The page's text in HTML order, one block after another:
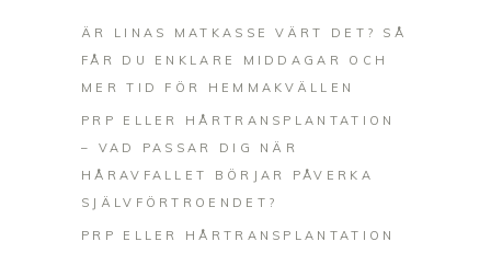
ÄR LINAS MATKASSE VÄRT DET? SÅ
FÅR DU ENKLARE MIDDAGAR OCH
MER TID FÖR HEMMAKVÄLLEN
PRP ELLER HÅRTRANSPLANTATION
– VAD PASSAR DIG NÄR
HÅRAVFALLET BÖRJAR PÅVERKA
SJÄLVFÖRTROENDET?
PRP ELLER HÅRTRANSPLANTATION